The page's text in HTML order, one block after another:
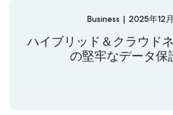
Business | 2025年12
ハイブリッド＆クラウド
の堅牢なデータ保